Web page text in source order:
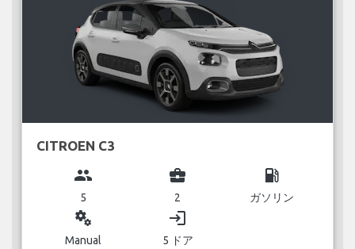
CITROEN C3
group
5
business_center
2
local_gas_station
ガソリン
miscellaneous_services
Manual
login
5 ドア